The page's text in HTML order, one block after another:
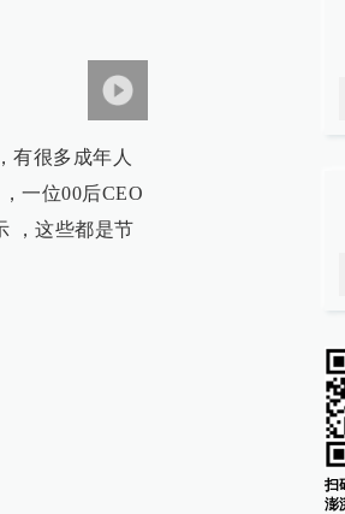
有很多成年人
一位00后CEO
，这些都是节
扫
澎